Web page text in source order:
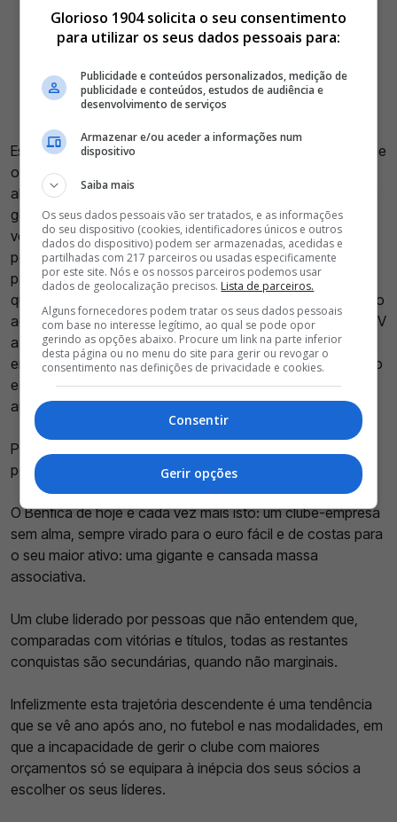
Esta é, no entanto, uma época paradigmática do que é hoje
o Benfica: em vez de títulos e vitórias, celebram-se
aberrações estatísticas como terceiros lugares invictos ou
golos de guarda-redes no último minuto de um jogo; em
vez de promover o apoio orgânico dos adeptos ao clube,
pede-se para gritar em uníssono o nome de um
patrocinador; em vez de se vender camisolas com as
quinas na manga, vendem-se camisolas a celebrar um golo
ao Real Madrid; em vez de reforçar o acesso da Benfica TV
a mais adeptos, cria-se uma rádio que nem licença para
emitir em FM tem; em vez de se promover a assiduidade ao
estádio com vitórias e bom futebol, castiga-se com
aumento dos preços para a próxima época.
Podia continuar a dar exemplos, mas acho que já
perceberam.
O Benfica de hoje é cada vez mais isto: um clube-empresa
sem alma, sempre virado para o euro fácil e de costas para
o seu maior ativo: uma gigante e cansada massa
associativa.
Um clube liderado por pessoas que não entendem que,
comparadas com vitórias e títulos, todas as restantes
conquistas são secundárias, quando não marginais.
Infelizmente esta trajetória descendente é uma tendência
que se vê ano após ano, no futebol e nas modalidades, em
que a incapacidade de gerir o clube com maiores
orçamentos só se equipara à inépcia dos seus sócios a
escolher os seus líderes.
Glorioso 1904 solicita o seu consentimento
para utilizar os seus dados pessoais para:
Publicidade e conteúdos personalizados, medição de
publicidade e conteúdos, estudos de audiência e
desenvolvimento de serviços
Armazenar e/ou aceder a informações num
dispositivo
Saiba mais
Os seus dados pessoais vão ser tratados, e as informações
do seu dispositivo (cookies, identificadores únicos e outros
dados do dispositivo) podem ser armazenadas, acedidas e
partilhadas com 217 parceiros ou usadas especificamente
por este site. Nós e os nossos parceiros podemos usar
dados de geolocalização precisos. Lista de parceiros.
Alguns fornecedores podem tratar os seus dados pessoais
com base no interesse legítimo, ao qual se pode opor
gerindo as opções abaixo. Procure um link na parte inferior
desta página ou no menu do site para gerir ou revogar o
consentimento nas definições de privacidade e cookies.
Consentir
Gerir opções